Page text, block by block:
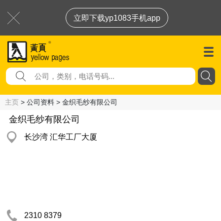
立即下载yp1083手机app
主页 > 公司资料 > 金织毛纱有限公司
金织毛纱有限公司
长沙湾 汇华工厂大厦
2310 8379